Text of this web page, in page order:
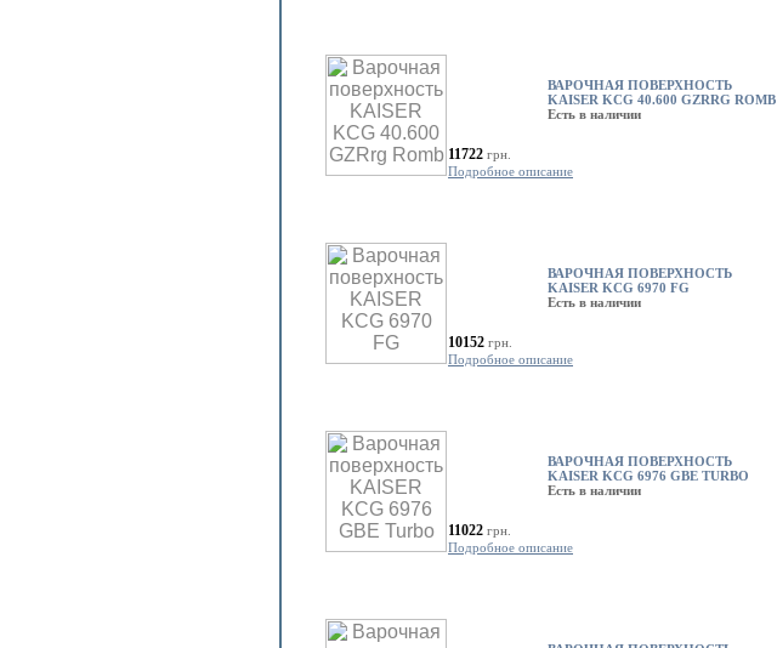
ВАРОЧНАЯ ПОВЕРХНОСТЬ
KAISER KCG 40.600 GZRRG ROMB
Есть в наличии
11722 грн.
Подробное описание
ВАРОЧНАЯ ПОВЕРХНОСТЬ
KAISER KCG 6970 FG
Есть в наличии
10152 грн.
Подробное описание
ВАРОЧНАЯ ПОВЕРХНОСТЬ
KAISER KCG 6976 GBE TURBO
Есть в наличии
11022 грн.
Подробное описание